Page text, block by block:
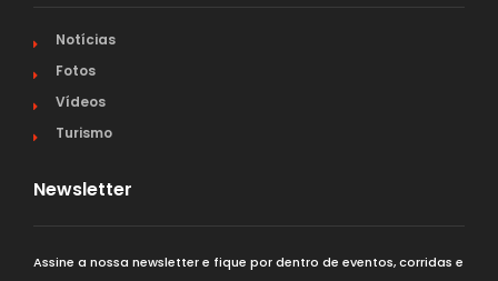
Notícias
Fotos
Vídeos
Turismo
Newsletter
Assine a nossa newsletter e fique por dentro de eventos, corridas e